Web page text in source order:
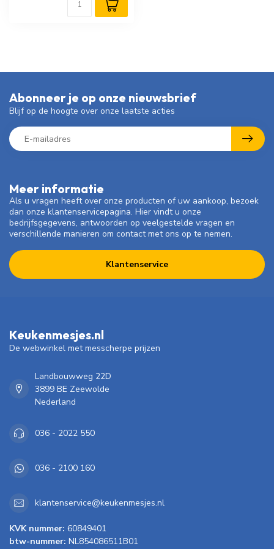
Meer informatie
Als u vragen heeft over onze producten of uw aankoop, bezoek
dan onze klantenservicepagina. Hier vindt u onze
bedrijfsgegevens, antwoorden op veelgestelde vragen en
verschillende manieren om contact met ons op te nemen.
Klantenservice
Abonneer je op onze nieuwsbrief
Blijf op de hoogte over onze laatste acties
Keukenmesjes.nl
De webwinkel met messcherpe prijzen
Landbouwweg 22D
3899 BE Zeewolde
Nederland
036 - 2022 550
036 - 2100 160
klantenservice@keukenmesjes.nl
KVK nummer: 60849401
btw-nummer: NL854086511B01